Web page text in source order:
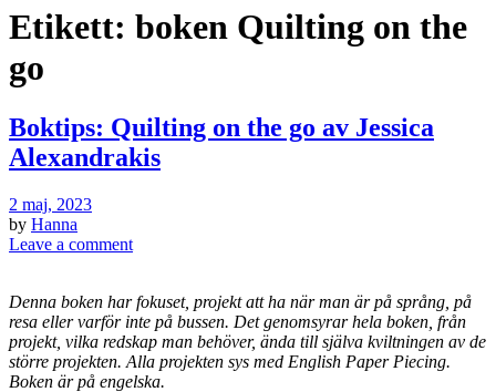
Etikett: boken Quilting on the
go
Boktips: Quilting on the go av Jessica
Alexandrakis
2 maj, 2023
by Hanna
Leave a comment
Denna boken har fokuset, projekt att ha när man är på språng, på
resa eller varför inte på bussen. Det genomsyrar hela boken, från
projekt, vilka redskap man behöver, ända till själva kviltningen av de
större projekten. Alla projekten sys med English Paper Piecing.
Boken är på engelska.